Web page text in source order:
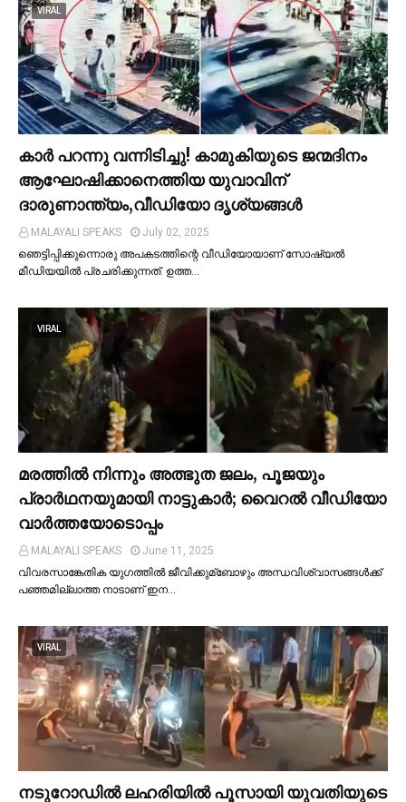
VIRAL
കാര്‍ പറന്നു വന്നിടിച്ചു! കാമുകിയുടെ ജന്മദിനം
ആഘോഷിക്കാനെത്തിയ യുവാവിന്
ദാരുണാന്ത്യം,വീഡിയോ ദൃശ്യങ്ങൾ
MALAYALI SPEAKS
July 02, 2025
ഞെട്ടിപ്പിക്കുന്നൊരു അപകടത്തിന്റെ വീഡിയോയാണ് സോഷ്യല്‍
മീഡിയയില്‍ പ്രചരിക്കുന്നത്. ഉത്ത…
VIRAL
മരത്തില്‍ നിന്നും അത്ഭുത ജലം, പൂജയും
പ്രാര്‍ഥനയുമായി നാട്ടുകാര്‍; വൈറൽ വീഡിയോ
വാർത്തയോടൊപ്പം
MALAYALI SPEAKS
June 11, 2025
വിവരസാങ്കേതിക യുഗത്തില്‍ ജീവിക്കുമ്ബോഴും അന്ധവിശ്വാസങ്ങള്‍ക്ക്
പഞ്ഞമില്ലാത്ത നാടാണ് ഇന…
VIRAL
നടുറോഡില്‍ ലഹരിയില്‍ പൂസായി യുവതിയുടെ